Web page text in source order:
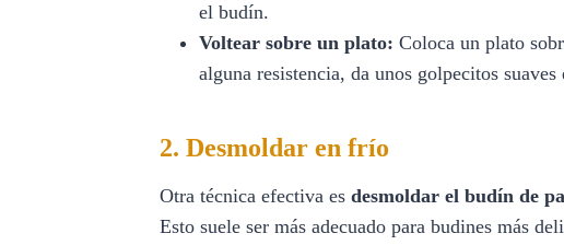
el budín.
Voltear sobre un plato: Coloca un plato
alguna resistencia, da unos golpecitos
2. Desmoldar en frío
Otra técnica efectiva es desmoldar el budín de
Esto suele ser más adecuado para budines más